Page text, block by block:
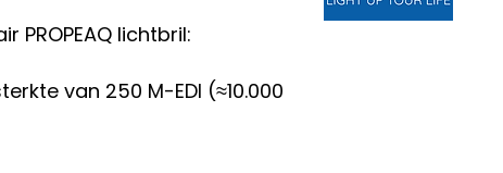
lichtbril:
van 250 M-EDI (≈10.000